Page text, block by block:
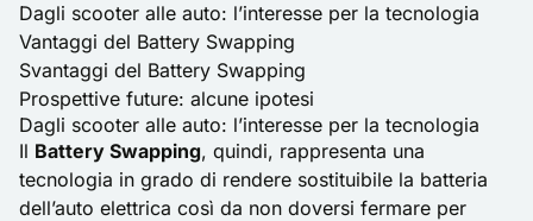
Dagli scooter alle auto: l’interesse per la tecnologia
Vantaggi del Battery Swapping
Svantaggi del Battery Swapping
Prospettive future: alcune ipotesi
Dagli scooter alle auto: l’interesse per la tecnologia
Il Battery Swapping, quindi, rappresenta una
tecnologia in grado di rendere sostituibile la batteria
dell’auto elettrica così da non doversi fermare per